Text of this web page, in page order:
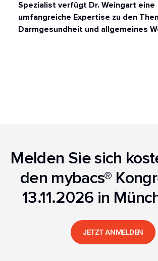
Spezialist verfügt Dr. Weingart eine
umfangreiche Expertise zu den
Darmgesundheit und allgemeines
Melden Sie sich
den mybacs®
13.11.2026 in
JETZT ANMELDEN